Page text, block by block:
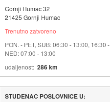
Gornji Humac 32
21425 Gornji Humac
Trenutno zatvoreno
PON. - PET, SUB: 06:30 - 13:00, 16:30
NED: 07:00 - 13:00
udaljenost 286 km
STUDENAC POSLOVNICE U: